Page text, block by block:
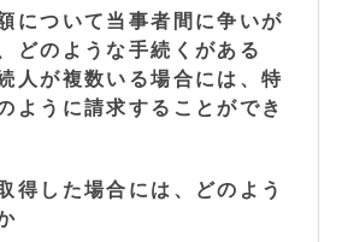
について当事者間に争いが
どのような手続くがある
人が複数いる場合には、特
ように請求することができ
得した場合には、どのよう